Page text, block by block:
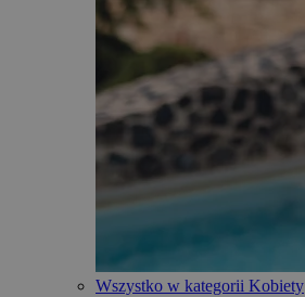
Wszystko w kategorii Kobiety